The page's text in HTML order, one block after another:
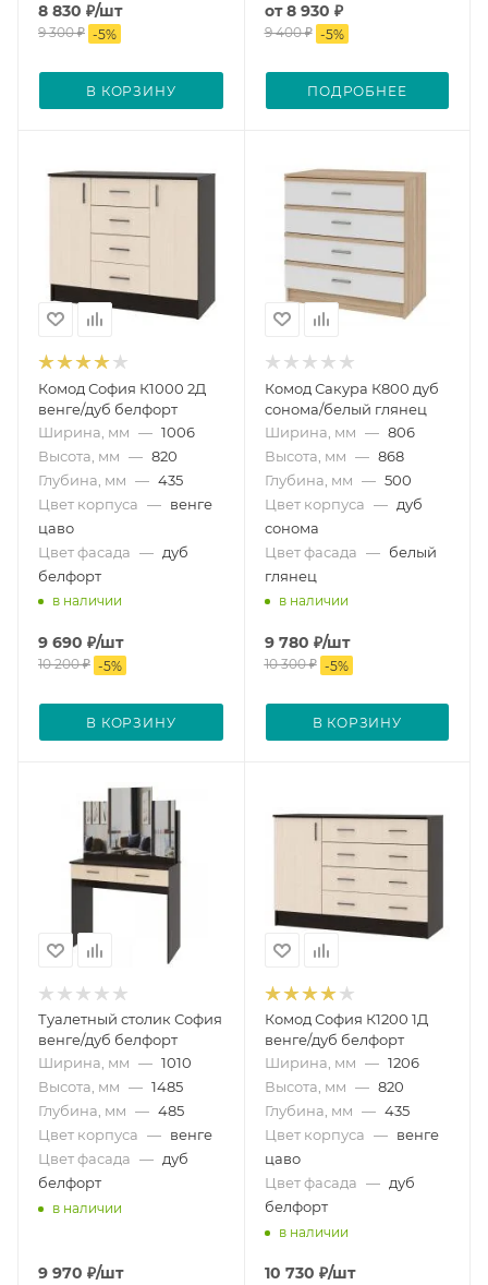
8 830 ₽/шт
9 300₽ -5%
В КОРЗИНУ
от8 930 ₽
9 400 ₽ -5%
ПОДРОБНЕЕ
Комод София К1000 2Д
венге/дуб белфорт
Ширина, мм — 1006
Высота, мм — 820
Глубина, мм — 435
Цвет корпуса — венге
цаво
Цвет фасада — дуб
белфорт
в наличии
9 690 ₽/шт
10 200₽ -5%
В КОРЗИНУ
Комод Сакура К800 дуб
сонома/белый глянец
Ширина, мм — 806
Высота, мм — 868
Глубина, мм — 500
Цвет корпуса — дуб
сонома
Цвет фасада — белый
глянец
в наличии
9 780 ₽/шт
10 300₽ -5%
В КОРЗИНУ
Туалетный столик София
венге/дуб белфорт
Ширина, мм — 1010
Высота, мм — 1485
Глубина, мм — 485
Цвет корпуса — венге
Цвет фасада — дуб
белфорт
в наличии
9 970 ₽/шт
Комод София К1200 1Д
венге/дуб белфорт
Ширина, мм — 1206
Высота, мм — 820
Глубина, мм — 435
Цвет корпуса — венге
цаво
Цвет фасада — дуб
белфорт
в наличии
10 730 ₽/шт